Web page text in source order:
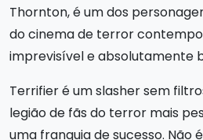
Thornton, é um dos
do cinema de terror
imprevisível e absolutamente
Terrifier é um slasher sem
legião de fãs do terror mais
uma franquia de sucesso. Não